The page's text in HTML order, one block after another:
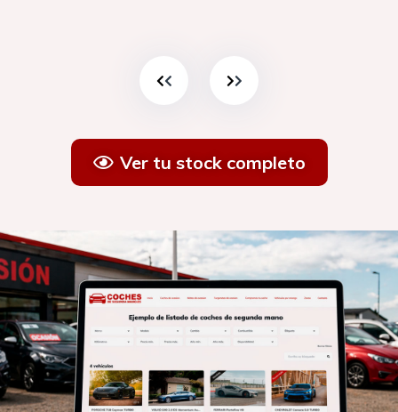
Ver tu stock completo